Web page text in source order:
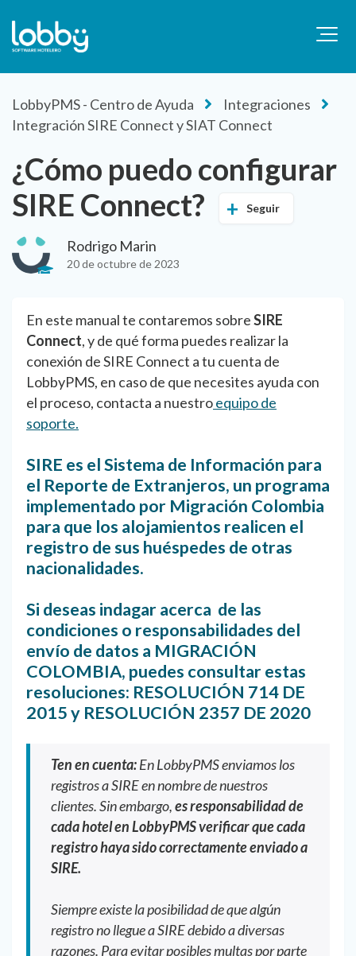
LobbyPMS - Centro de Ayuda
Integraciones
Integración SIRE Connect y SIAT Connect
¿Cómo puedo configurar
SIRE Connect?
Seguir
Rodrigo Marin
20 de octubre de 2023
En este manual te contaremos sobreSIRE
Connect, y de qué forma puedes realizar la
conexión de SIRE Connect a tu cuenta de
LobbyPMS, en caso de que necesites ayuda con
el proceso, contacta a nuestroequipo de
soporte.
SIRE es el Sistema de Información para
el Reporte de Extranjeros, un programa
implementado por Migración Colombia
para que los alojamientos realicen el
registro de sus huéspedes de otras
nacionalidades.
Si deseas indagar acerca de las
condiciones o responsabilidades del
envío de datos a MIGRACIÓN
COLOMBIA, puedes consultar estas
resoluciones: RESOLUCIÓN 714 DE
2015y RESOLUCIÓN 2357 DE 2020
Ten en cuenta:En LobbyPMS enviamos los
registros a SIRE en nombre de nuestros
clientes. Sin embargo,es responsabilidad de
cada hotel en LobbyPMS verificar que cada
registro haya sido correctamente enviado a
SIRE.
Siempre existe la posibilidad de que algún
registro no llegue a SIRE debido a diversas
razones. Para evitar posibles multas por parte